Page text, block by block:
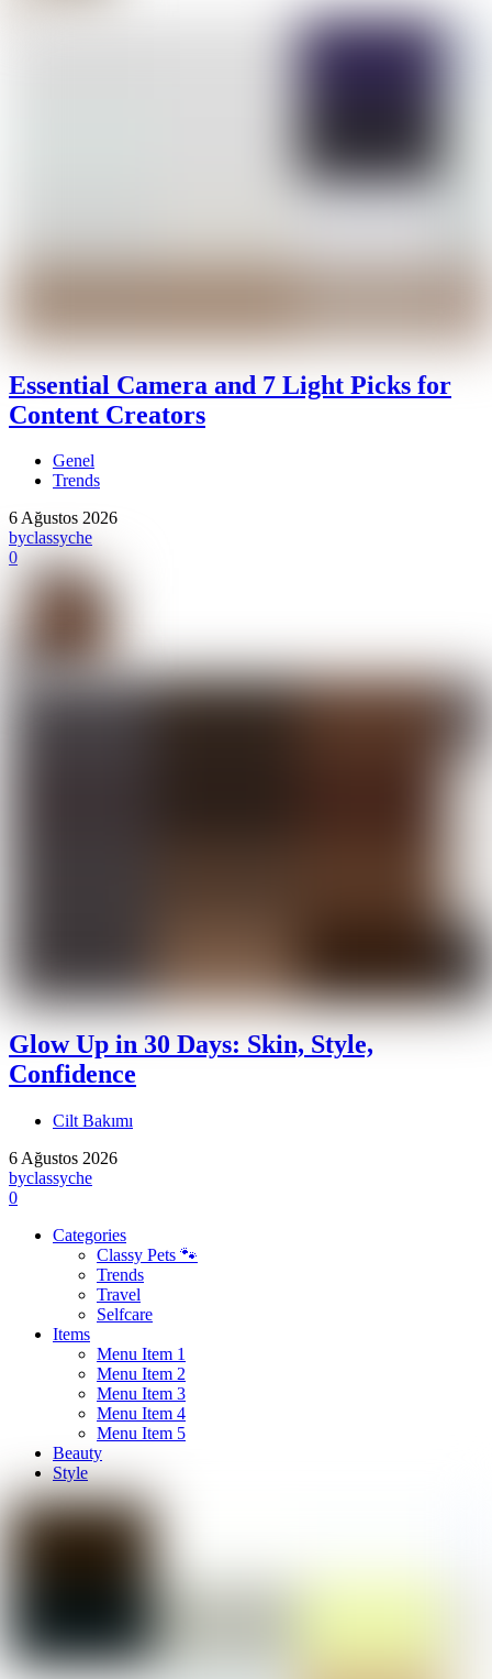
Essential Camera and 7 Light Picks for
Content Creators
Genel
Trends
6 Ağustos 2026
byclassyche
0
Glow Up in 30 Days: Skin, Style,
Confidence
Cilt Bakımı
6 Ağustos 2026
byclassyche
0
Categories
Classy Pets 🐾
Trends
Travel
Selfcare
Items
Menu Item 1
Menu Item 2
Menu Item 3
Menu Item 4
Menu Item 5
Beauty
Style